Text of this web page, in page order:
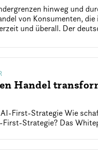
hinweg und
von Konsumenten,
und überall. Der
Handel
First-Strategie Wie
Strategie? Das